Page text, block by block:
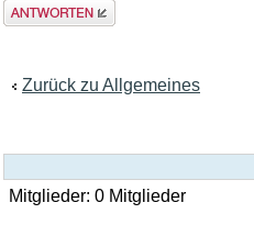
Antwort
erstellen
Zurück zu Allgemeines
Mitglieder: 0 Mitglieder